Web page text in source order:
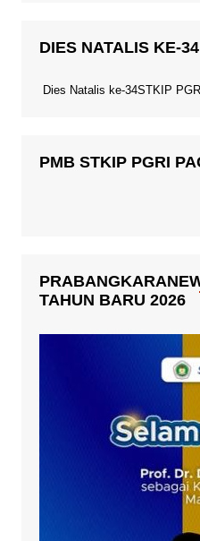
DIES NATALIS KE-
Dies Natalis ke-34STKIP
PMB STKIP PGRI
TAHUN BARU 2026